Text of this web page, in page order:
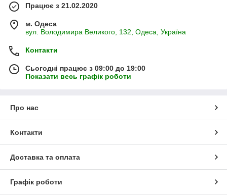
Працює з 21.02.2020
м. Одеса
вул. Володимира Великого, 132, Одеса, Україна
Контакти
Сьогодні працює з 09:00 до 19:00
Показати весь графік роботи
Про нас
Контакти
Доставка та оплата
Графік роботи